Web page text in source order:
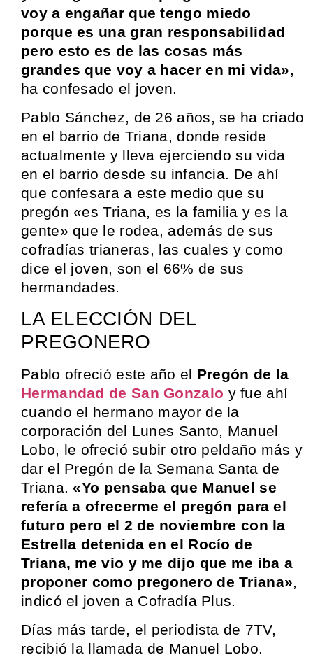
voy a engañar que tengo miedo
porque es una gran responsabilidad
pero esto es de las cosas más
grandes que voy a hacer en mi vida»,
ha confesado el joven.
Pablo Sánchez, de 26 años, se ha criado
en el barrio de Triana, donde reside
actualmente y lleva ejerciendo su vida
en el barrio desde su infancia. De ahí
que confesara a este medio que su
pregón «es Triana, es la familia y es la
gente» que le rodea, además de sus
cofradías trianeras, las cuales y como
dice el joven, son el 66% de sus
hermandades.
LA ELECCIÓN DEL
PREGONERO
Pablo ofreció este año el Pregón de la
Hermandad de San Gonzalo y fue ahí
cuando el hermano mayor de la
corporación del Lunes Santo, Manuel
Lobo, le ofreció subir otro peldaño más y
dar el Pregón de la Semana Santa de
Triana. «Yo pensaba que Manuel se
refería a ofrecerme el pregón para el
futuro pero el 2 de noviembre con la
Estrella detenida en el Rocío de
Triana, me vio y me dijo que me iba a
proponer como pregonero de Triana»
indicó el joven a Cofradía Plus.
Días más tarde, el periodista de 7TV,
recibió la llamada de Manuel Lobo.